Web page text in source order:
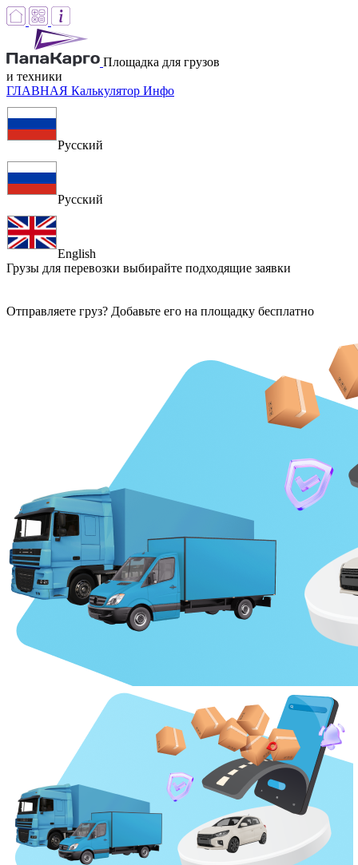
Площадка для грузов
и техники
ГЛАВНАЯ Калькулятор Инфо
Русский
Русский
English
Грузы для перевозки выбирайте подходящие заявки
Отправляете груз? Добавьте его на площадку бесплатно